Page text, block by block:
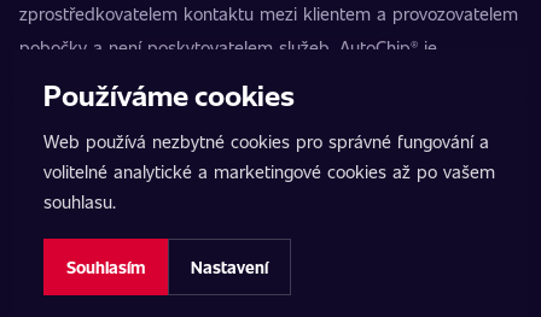
zprostředkovatelem kontaktu mezi klientem a provozovatelem
pobočky a není poskytovatelem služeb. AutoChip® je
registrovaná ochranná známka Petra Kučery. Úpravy, které
nezpůsobilosti vozidla k provozu na pozemních komunikacích.
Přesné informace poskytuje vždy konkrétní provozovatel
pobočky.
Nastavení cookies
Používáme cookies
Web používá nezbytné cookies pro správné fungování a
volitelné analytické a marketingové cookies až po vašem
souhlasu.
Souhlasím Nastavení